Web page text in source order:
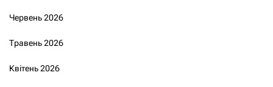
Червень 2026
Травень 2026
Квітень 2026